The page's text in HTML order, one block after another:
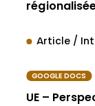
Article /
GOOGLE DOCS
UE –